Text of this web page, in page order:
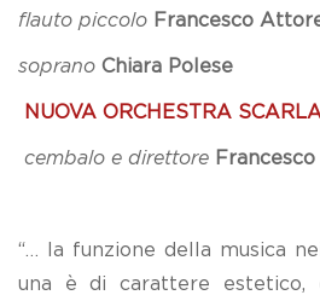
flauto piccolo Francesco
soprano Chiara Polese
NUOVA ORCHESTRA
cembalo e direttore
“… la funzione della musica
una è di carattere estetico,